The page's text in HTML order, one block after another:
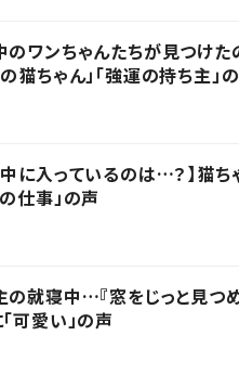
のワンちゃんたちが見つけ
猫ちゃん」「強運の持ち主」
中に入っているのは…？】猫
仕事」の声
の就寝中…『窓をじっと見つ
可愛い」の声